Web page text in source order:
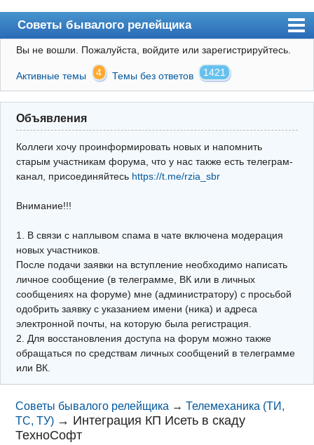
Советы бывалого релейщика
Форум
Правила
Поиск
Регистрация
Архив
Почта
Поиск релейщика
Видео РЗиА
Фотохостинг
Телеграм
Вы не вошли. Пожалуйста, войдите или зарегистрируйтесь.
Активные темы 4 Темы без ответов 1421
Объявления
Коллеги хочу проинформировать новых и напомнить
старым участникам форума, что у нас также есть телеграм-
канал, присоединяйтесь https://t.me/rzia_sbr
Внимание!!!
1. В связи с наплывом спама в чате включена модерация
новых участников.
После подачи заявки на вступление необходимо написать
личное сообщение (в телеграмме, ВК или в личных
сообщениях на форуме) мне (администратору) с просьбой
одобрить заявку с указанием имени (ника) и адреса
электронной почты, на которую была регистрация.
2. Для восстановления доступа на форум можно также
обращаться по средствам личных сообщений в телеграмме
или ВК.
Советы бывалого релейщика →Телемеханика (ТИ,
ТС, ТУ) → Интеграция КП Исеть в скаду
ТехноСофт